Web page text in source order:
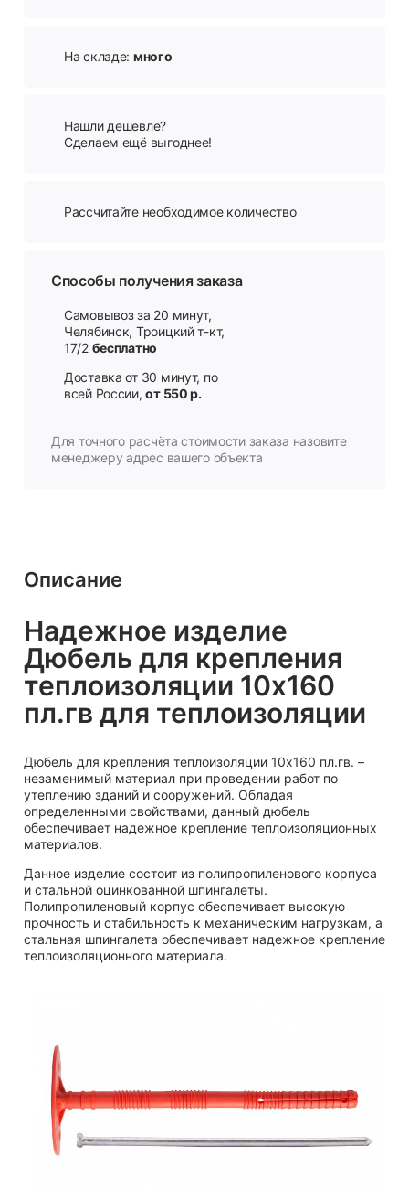
На складе: много
Нашли дешевле?
Сделаем ещё выгоднее!
Рассчитайте необходимое количество
Способы получения заказа
Самовывоз за 20 минут,
Челябинск, Троицкий т-кт,
17/2 бесплатно
Доставка от 30 минут, по
всей России,от 550 р.
Для точного расчёта стоимости заказа назовите
менеджеру адрес вашего объекта
Описание
Надежное изделие
Дюбель для крепления
теплоизоляции 10х160
пл.гв для теплоизоляции
Дюбель для крепления теплоизоляции 10х160 пл.гв. –
незаменимый материал при проведении работ по
утеплению зданий и сооружений. Обладая
определенными свойствами, данный дюбель
обеспечивает надежное крепление теплоизоляционных
материалов.
Данное изделие состоит из полипропиленового корпуса
и стальной оцинкованной шпингалеты.
Полипропиленовый корпус обеспечивает высокую
прочность и стабильность к механическим нагрузкам, а
стальная шпингалета обеспечивает надежное крепление
теплоизоляционного материала.